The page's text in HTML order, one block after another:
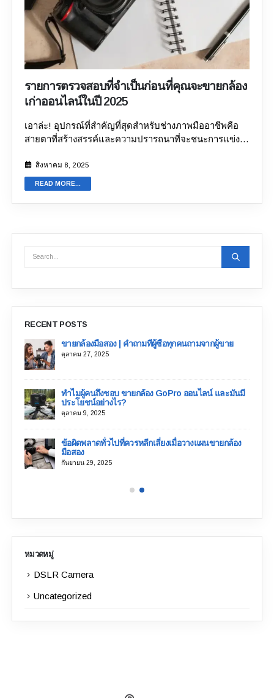
มือสองของคุณ เคล็ดลับสำคัญที่ควรปฏิบัติตามเมื่อขาย
กล้องเก่าและมือสองของคุณทางออนไลน์ แม้ว่า
แพลตฟอร์มออนไลน์จะมีประโยชน์มากมาย แต่ก็อาจไม่
น่าเชื่อถือ และคุณไม่สามารถไว้วางใจทุกแพลตฟอร์มได้
สำหรับผู้ที่ต้องการขายกล้องออนไลน์และกำลังมองหา
เว็บไซต์ที่ทำเช่นนั้น เคล็ดลับต่อไปนี้จะเป็นประโยชน์อย่าง
ยิ่ง: 1. เลือกแพลตฟอร์มที่เชื่อถือได้ สิ่งนี้ควรเป็นสิ่งสำคัญ
ที่สุดก่อนขายกล้องและอุปกรณ์ออนไลน์ การมีแพลตฟอร์ม
ลดเวลาได้อย่างมาก ดังนั้น คุณจึงสามารถขายกล้องและ
อุปกรณ์ต่างๆ ของคุณได้อย่างสะดวกสบาย มีแพลตฟอร์ม
แต่มีเพียงไม่กี่แพลตฟอร์มเท่านั้นที่รักษาความโปร่งใส
อย่างสมบูรณ์ Sell Your Gadget เป็นหนึ่งในแพลตฟอร์มที่
ชำระเงินของช่องทางเหล่านั้น ตรวจสอบให้แน่ใจว่าพวก
เขาไม่ได้ขอให้คุณชำระเงินหรือใช้ช่องทางการชำระเงินที่
ไม่รู้จัก สอบถามว่าพวกเขาสามารถชำระเงินสดให้คุณได้
ทางการชำระเงินที่ไม่น่าเชื่อถือเพื่อความปลอดภัยอย่าง
สมบูรณ์ 3. สอบถามเกี่ยวกับบริการรับกล้อง ลองค้นหาร้าน
โดยละเอียดได้ ตรวจสอบให้แน่ใจว่าแพลตฟอร์มไม่ได้
บังคับให้คุณส่งกล้องและอุปกรณ์ไปยังสถานที่ที่ไม่รู้จัก
เลือกแพลตฟอร์มออนไลน์ที่ให้บริการรับกล้องที่สะดวก
โปร่งใสหมายถึงการได้ราคาที่เหมาะสมสำหรับกล้องของ
คุณ รายละเอียดเกี่ยวกับการประเมินจะแสดงอยู่บน
รายการตรวจสอบที่จำเป็นก่อนที่คุณจะขายกล้อง
เก่าออนไลน์ในปี 2025
เอาล่ะ! อุปกรณ์ที่สำคัญที่สุดสำหรับช่างภาพมืออาชีพคือ
สายตาที่สร้างสรรค์และความปรารถนาที่จะชนะการแข่ง
พัฒนาไปถึงจุดที่ช่างภาพเริ่มพัฒนาความสามารถของ
กล้องให้ก้าวข้ามขีดจำกัดไปสู่มิติใหม่ ยิ่งไปกว่านั้น อย่างที่
ทราบกันดีว่า กล้องและเลนส์มีความสำคัญและจำเป็นต้อง
ได้รับการอัพเกรดตามความนิยม เทรนด์ และความ
ช่างภาพมืออาชีพต้องทำ อย่างไรก็ตาม สิ่งหนึ่งที่ช่างภาพ
มืออาชีพต้องคำนึงถึงคือ อย่าเลือกเส้นทางที่ผิด เพราะอาจ
ส่งผลให้ไม่ได้รับคุณค่าสูงสุดจากอุปกรณ์กล้องที่ตนมีอยู่
อื่นๆ การใช้วิธีการที่เหมาะสมจะช่วยให้คุณนำเสนอกล้อง
ที่ผู้ขายทุกคนควรคำนึงถึงเมื่อวางแผน
แพลตฟอร์มออนไลน์ ราคาขายต่อมาตรฐานของกล้อง
DSLR ในตลาดออนไลน์ ลองดูกล้อง DSLR 11 อันดับแรก
พร้อมราคาขายต่อมาตรฐานที่คุณคาดหวังได้เมื่อขาย
กล้อง เก่า. Brand & ModelSensor
TypeMegapixelsSecondhand Price Range (Thai
Baht)Canon EOS 1500DAPS-C24.1 MP฿8,133.09 –
฿10,351.31Nikon D3500APS-C24.2 MP฿8,502.86 –
฿11,090.68Canon EOS 200D IIAPS-C24.1
MP฿12,939.13...
สิงหาคม 8, 2025
READ MORE...
RECENT POSTS
ขายกล้องมือสอง | คำถามที่ผู้ซื้อทุกคนถามจากผู้ขาย
ตุลาคม 27, 2025
ทำไมผู้คนถึงชอบ ขายกล้อง GoPro ออนไลน์ และมันมี
ประโยชน์อย่างไร?
ตุลาคม 9, 2025
ข้อผิดพลาดทั่วไปที่ควรหลีกเลี่ยงเมื่อวางแผนขายกล้อง
มือสอง
กันยายน 29, 2025
หมวดหมู่
DSLR Camera
Uncategorized